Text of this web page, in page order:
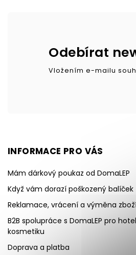
INFORMACE PRO VÁS
Mám dárkový poukaz od DomaLEP
Když vám dorazí poškozený balíček
Reklamace, vrácení a výměna
B2B spolupráce s DomaLEP pro
kosmetiku
Doprava a platba
Odebírat
Vložením e-mailu